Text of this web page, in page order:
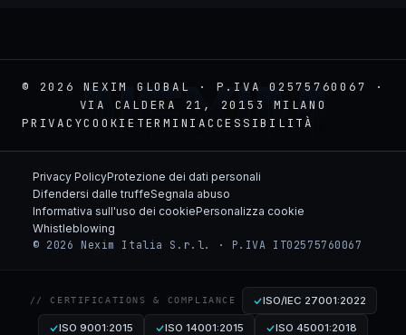
© 2026 NEXIM GLOBAL · P.IVA 02575760067 ·
VIA CALDERA 21, 20153 MILANO
PRIVACYCOOKIE TERMINI ACCESSIBILITÀ
NEXIM
Privacy PolicyProtezione dei dati personali
Difendersi dalle truffeSegnala abuso
Informativa sull'uso dei cookiePersonalizza cookie
Whistleblowing
© 2026 Nexim Italia S.r.l. · P.IVA IT02575760067
// CERTIFICATIONS & COMPLIANCE ISO/IEC 27001:2022
ISO 9001:2015 ISO 14001:2015 ISO 45001:2018